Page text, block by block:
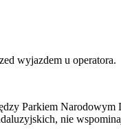
wyjazdem u operatora.
Parkiem Narodowym
nie